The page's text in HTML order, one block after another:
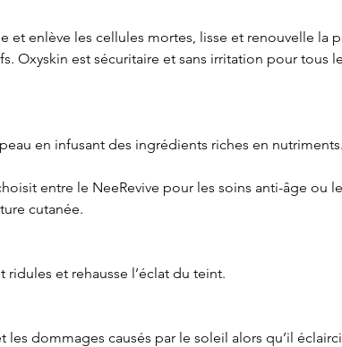
et enlève les cellules mortes, lisse et renouvelle la
Oxyskin est sécuritaire et sans irritation pour tous
en infusant des ingrédients riches en nutriments.
entre le NeeRevive pour les soins anti-âge ou le
cutanée.
ridules et rehausse l’éclat du teint.
dommages causés par le soleil alors qu’il